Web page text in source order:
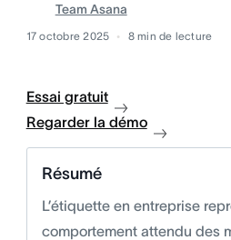
Team Asana
17 octobre 2025 8 min de lecture
Essai gratuit
Regarder la démo
Résumé
L’étiquette en entreprise
comportement attendu des